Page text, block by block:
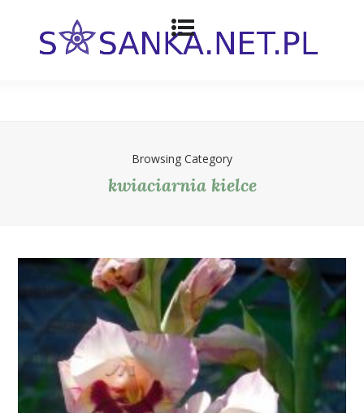
Browsing Category
kwiaciarnia kielce